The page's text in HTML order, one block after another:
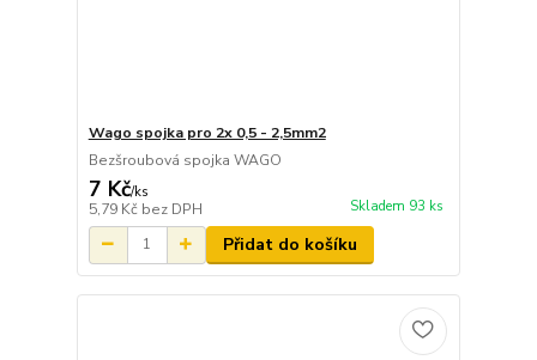
Wago spojka pro 2x 0,5 - 2,5mm2
Bezšroubová spojka WAGO
7 Kč/ks
5,79 Kč bez DPH Skladem 93 ks
Přidat do košíku